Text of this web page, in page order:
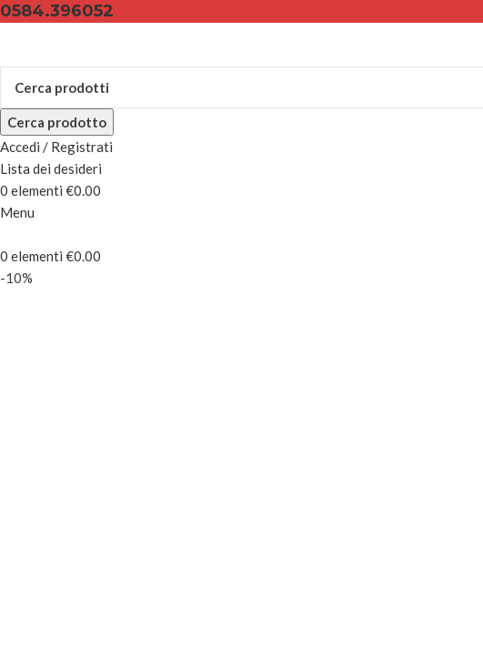
0584.396052
Cerca prodotto
Accedi / Registrati
Lista dei desideri
0 elementi €0.00
Menu
0 elementi €0.00
-10%